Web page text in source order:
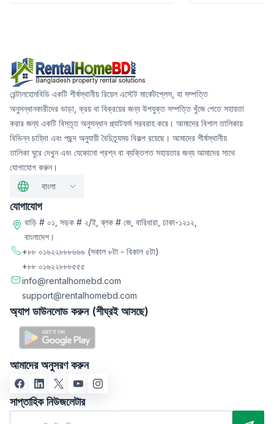
রেন্টালহোমবিডি একটি শীর্ষস্থানীয় রিয়েল এস্টেট মার্কেটপ্লেস, যা সম্পত্তি
অনুসন্ধানকারীদের ভাড়া, ক্রয় বা বিক্রয়ের জন্য উপযুক্ত সম্পত্তি খুঁজে পেতে সহায়তা
করার জন্য একটি বিস্তৃত অনুসন্ধান প্ল্যাটফর্ম সরবরাহ করে। আমাদের বিশাল তালিকায়
বিভিন্ন চাহিদা এবং পছন্দ অনুযায়ী বৈচিত্র্যময় বিকল্প রয়েছে। আমাদের শীর্ষস্থানীয়
তালিকা ঘুরে দেখুন এবং যেকোনো প্রশ্ন বা ব্যক্তিগত সহায়তার জন্য আমাদের সাথে
যোগাযোগ করুন।
বাংলা
যোগাযোগ
বাড়ি # ০১, সড়ক # ২/ই, ব্লক # জে, বারিধারা, ঢাকা-১২১২,
বাংলাদেশ।
+৮৮ ০১৬২২৮৮৮৬৬৬ (সকাল ৮টা - বিকাল ৫টা)
+৮৮ ০১৬২২৮৮৮৫৫৫
info@rentalhomebd.com
support@rentalhomebd.com
অ্যাপ ডাউনলোড করুন (শীঘ্রই আসছে)
আমাদের অনুসরণ করুন
সাপ্তাহিক নিউজলেটার